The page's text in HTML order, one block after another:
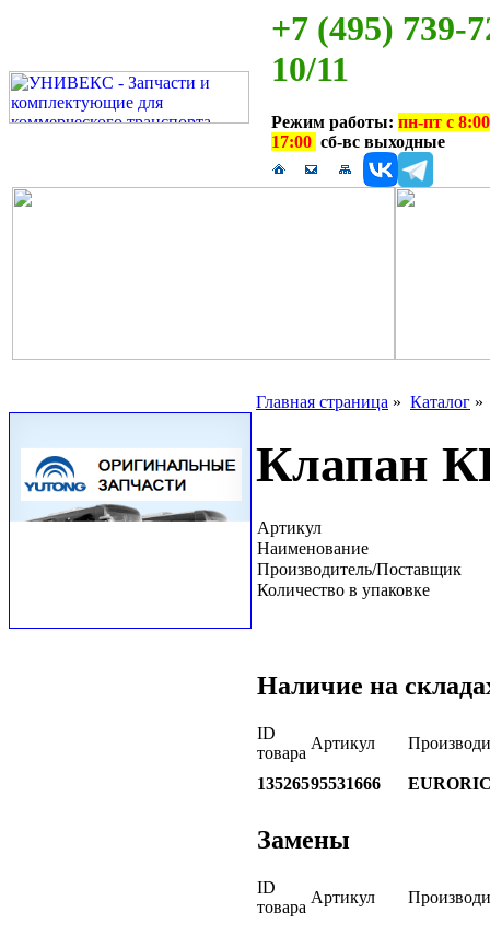
+7 (495) 739-
10/11
Режим работы: пн-пт с
17:00 сб-вс выходные
Главная страница » Каталог
Клапан
Артикул
Наименование
Производитель/Поставщик
Количество в упаковке
Наличие на
ID
товара
Артикул
13526595531666
Замены
ID
товара
Артикул